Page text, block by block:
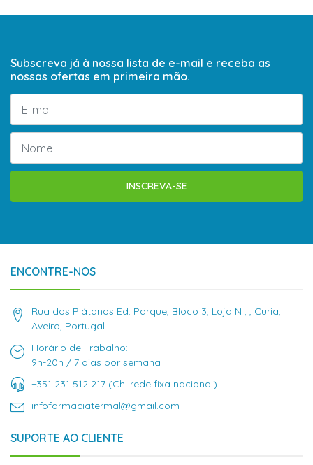
Subscreva já à nossa lista de e-mail e receba as
nossas ofertas em primeira mão.
INSCREVA-SE
ENCONTRE-NOS
Rua dos Plátanos Ed. Parque, Bloco 3, Loja N , , Curia,
Aveiro, Portugal
Horário de Trabalho:
9h-20h / 7 dias por semana
+351 231 512 217 (Ch. rede fixa nacional)
infofarmaciatermal@gmail.com
SUPORTE AO CLIENTE